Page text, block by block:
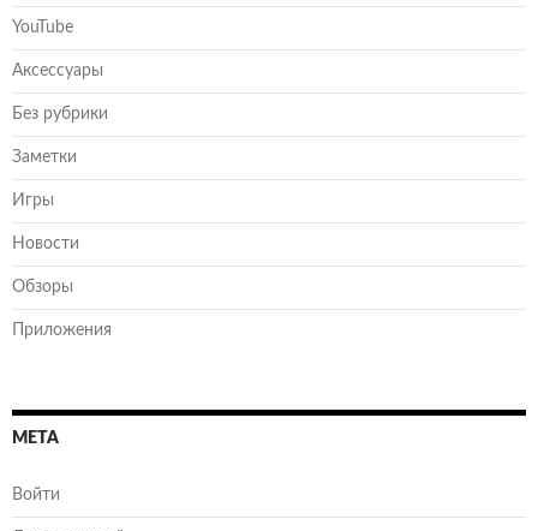
YouTube
Аксессуары
Без рубрики
Заметки
Игры
Новости
Обзоры
Приложения
МЕТА
Войти